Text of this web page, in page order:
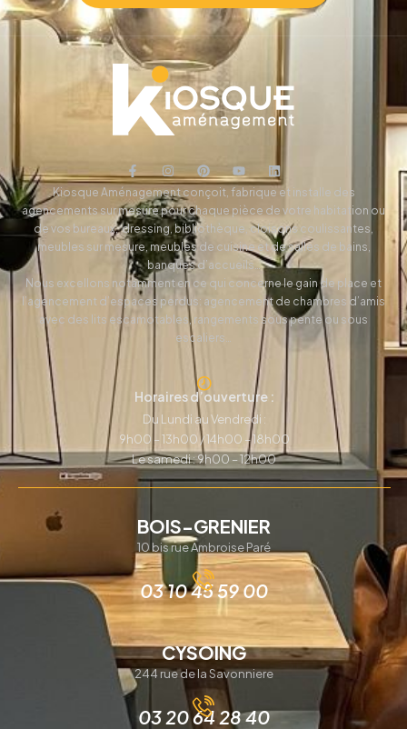
Kiosque Aménagement conçoit, fabrique et installe des
agencements sur mesure pour chaque pièce de votre habitation ou
de vos bureaux, dressing, bibliothèque, cloisons coulissantes,
meubles sur mesure, meubles de cuisine et de salles de bains,
banques d’accueils…
Nous excellons notamment en ce qui concerne le gain de place et
l’agencement d’espaces perdus: agencement de chambres d’amis
avec des lits escamotables, rangements sous pente ou sous
escaliers…
Horaires d’ouverture :
Du Lundi au Vendredi :
9h00 – 13h00 / 14h00 – 18h00
Le samedi : 9h00 – 12h00
BOIS-GRENIER
10 bis rue Ambroise Paré
03 10 45 59 00
CYSOING
244 rue de la Savonniere
03 20 64 28 40